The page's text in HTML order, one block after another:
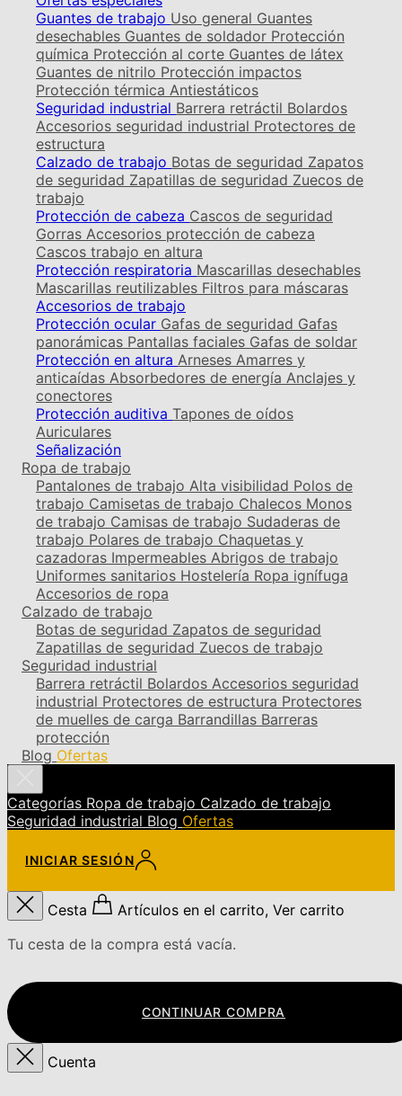
Guantes de trabajo Uso general Guantes
desechables Guantes de soldador Protección
química Protección al corte Guantes de látex
Guantes de nitrilo Protección impactos
Protección térmica Antiestáticos
Seguridad industrial Barrera retráctil Bolardos
Accesorios seguridad industrial Protectores de
estructura
Calzado de trabajo Botas de seguridad Zapatos
de seguridad Zapatillas de seguridad Zuecos de
trabajo
Protección de cabeza Cascos de seguridad
Gorras Accesorios protección de cabeza
Cascos trabajo en altura
Protección respiratoria Mascarillas desechables
Mascarillas reutilizables Filtros para máscaras
Accesorios de trabajo
Protección ocular Gafas de seguridad Gafas
panorámicas Pantallas faciales Gafas de soldar
Protección en altura Arneses Amarres y
anticaídas Absorbedores de energía Anclajes y
conectores
Protección auditiva Tapones de oídos
Auriculares
Señalización
Ropa de trabajo
Pantalones de trabajo Alta visibilidad Polos de
trabajo Camisetas de trabajo Chalecos Monos
de trabajo Camisas de trabajo Sudaderas de
trabajo Polares de trabajo Chaquetas y
cazadoras Impermeables Abrigos de trabajo
Uniformes sanitarios Hostelería Ropa ignífuga
Accesorios de ropa
Calzado de trabajo
Botas de seguridad Zapatos de seguridad
Zapatillas de seguridad Zuecos de trabajo
Seguridad industrial
Barrera retráctil Bolardos Accesorios seguridad
industrial Protectores de estructura Protectores
de muelles de carga Barrandillas Barreras
protección
Blog Ofertas
Categorías Ropa de trabajo Calzado de trabajo
Seguridad industrial Blog Ofertas
INICIAR SESIÓN
Cesta
Artículos en el carrito, Ver carrito
Tu cesta de la compra está vacía.
CONTINUAR COMPRA
Cuenta